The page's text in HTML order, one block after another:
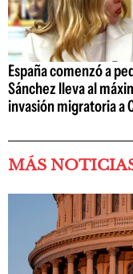
España comenzó a
Sánchez lleva al
invasión migratoria a
MÁS